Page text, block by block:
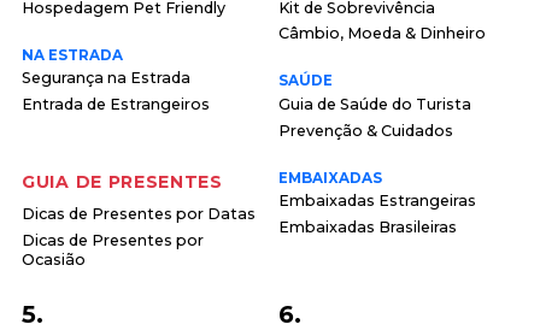
Hospedagem Pet Friendly
NA ESTRADA
Segurança na Estrada
Entrada de Estrangeiros
GUIA DE PRESENTES
Dicas de Presentes por Datas
Dicas de Presentes por
Ocasião
Kit de Sobrevivência
Câmbio, Moeda & Dinheiro
SAÚDE
Guia de Saúde do Turista
Prevenção & Cuidados
EMBAIXADAS
Embaixadas Estrangeiras
Embaixadas Brasileiras
5. 6.